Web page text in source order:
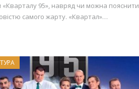
95», навряд чи можна пояснити
самого жарту. «Квартал»…